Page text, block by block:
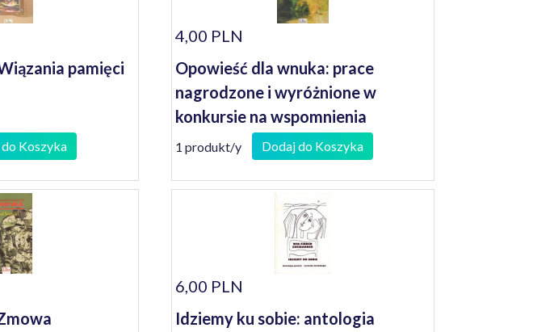
pamięci
Koszyka
4,00 PLN
Opowieść dla wnuka: prace
nagrodzone i wyróżnione w
konkursie na wspomnienia
seniorów
1 produkt/y Dodaj do Koszyka
6,00 PLN
Idziemy ku sobie: antologia